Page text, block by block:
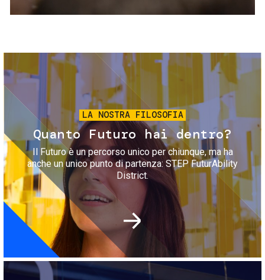
Immagine
LA NOSTRA FILOSOFIA
Quanto Futuro hai dentro?
Il Futuro è un percorso unico per chiunque, ma ha
anche un unico punto di partenza: STEP FuturAbility
District.
Immagine